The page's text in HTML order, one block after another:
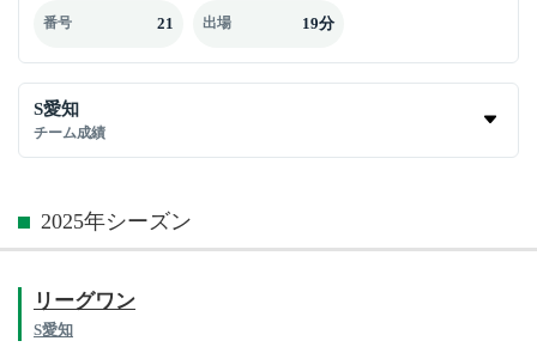
番号 21 出場 19分
S愛知
チーム成績
2025年シーズン
リーグワン
S愛知